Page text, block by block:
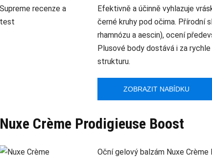
Efektivně a účinně vyhlazuje
černé kruhy pod očima. Přírodní
rhamnózu a aescin), ocení
Plusové body dostává i za
strukturu.
ZOBRAZIT NABÍDKU
Nuxe Crème Prodigieuse Boost
Oční gelový balzám Nuxe